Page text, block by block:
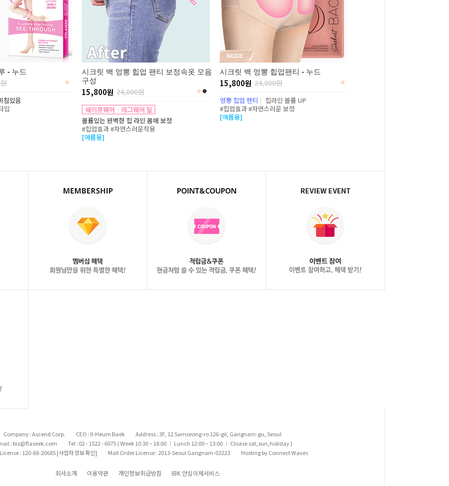
- 누드
침있음
입
시크릿 백 엉뽕 힙업 팬티 보정속옷 모음
구성
15,800원 24,800원
쉐이프웨어 · 레그웨어 딜
볼륨있는 완벽한 힙 라인 몸매 보정
#힙업효과 #자연스러운착용
[여름용]
시크릿 백 엉뽕 힙업팬티 - 누드
15,800원 24,800원
엉뽕 힙업 팬티 | 힙라인 볼륨 UP
#힙업효과 #자연스러운 보정
[여름용]
Company : Ascend Corp. CEO : Il-Heum Baek
Address : 3F, 12 Samseong-ro 126-gil, Gangnam-gu, Seoul
: biz@flaseek.com
Tel : 02 - 1522 - 6075 ( Week 10:30 ~ 18:00 | Lunch 12:00 ~ 13:00 | Cloase sat,sun,holiday )
: 120-88-20685[사업자 정보 확인] Mall Order License : 2013-Seoul Gangnam-03223 Hosting by Connect Waves
회사소개 이용약관 개인정보취급방침
IBK 안심이체서비스